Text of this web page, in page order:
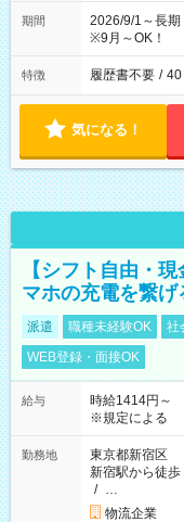
期間
2026/9/1～長
※9月～OK！
特徴 履歴書不要 / 40
気になる！
【シフト自由・
マホの充電を繋げ
派遣 職種未経験OK 社
WEB登録・面接OK
給与
時給1414円～
※規定による
勤務地
東京都新宿区
新宿駅から徒歩
/ …
物流企業